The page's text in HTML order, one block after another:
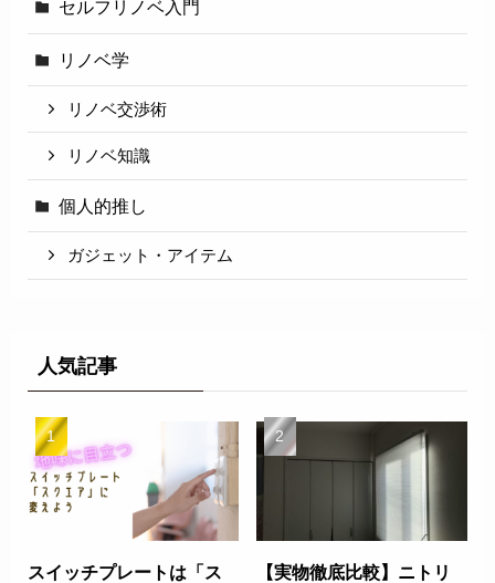
セルフリノベ入門
リノベ学
リノベ交渉術
リノベ知識
個人的推し
ガジェット・アイテム
人気記事
スイッチプレートは「ス
【実物徹底比較】ニトリ